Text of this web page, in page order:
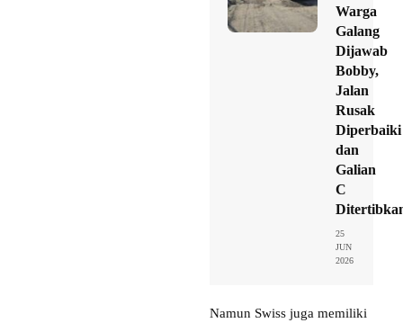
Warga
Galang
Dijawab
Bobby,
Jalan
Rusak
Diperbaiki
dan
Galian
C
25
JUN
2026
Namun Swiss juga memiliki